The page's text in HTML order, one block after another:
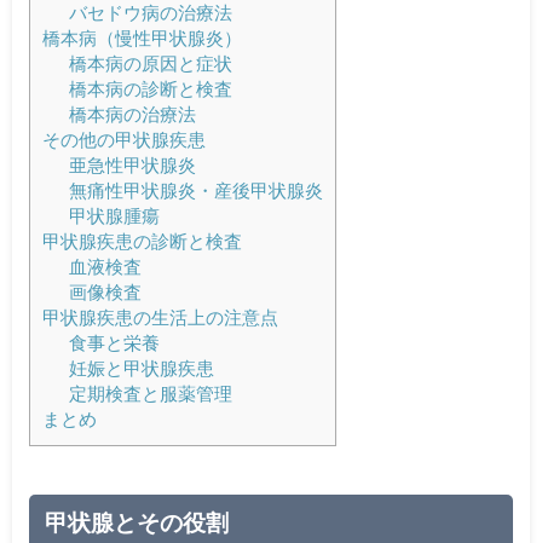
バセドウ病の治療法
橋本病（慢性甲状腺炎）
橋本病の原因と症状
橋本病の診断と検査
橋本病の治療法
その他の甲状腺疾患
亜急性甲状腺炎
無痛性甲状腺炎・産後甲状腺炎
甲状腺腫瘍
甲状腺疾患の診断と検査
血液検査
画像検査
甲状腺疾患の生活上の注意点
食事と栄養
妊娠と甲状腺疾患
定期検査と服薬管理
まとめ
甲状腺とその役割